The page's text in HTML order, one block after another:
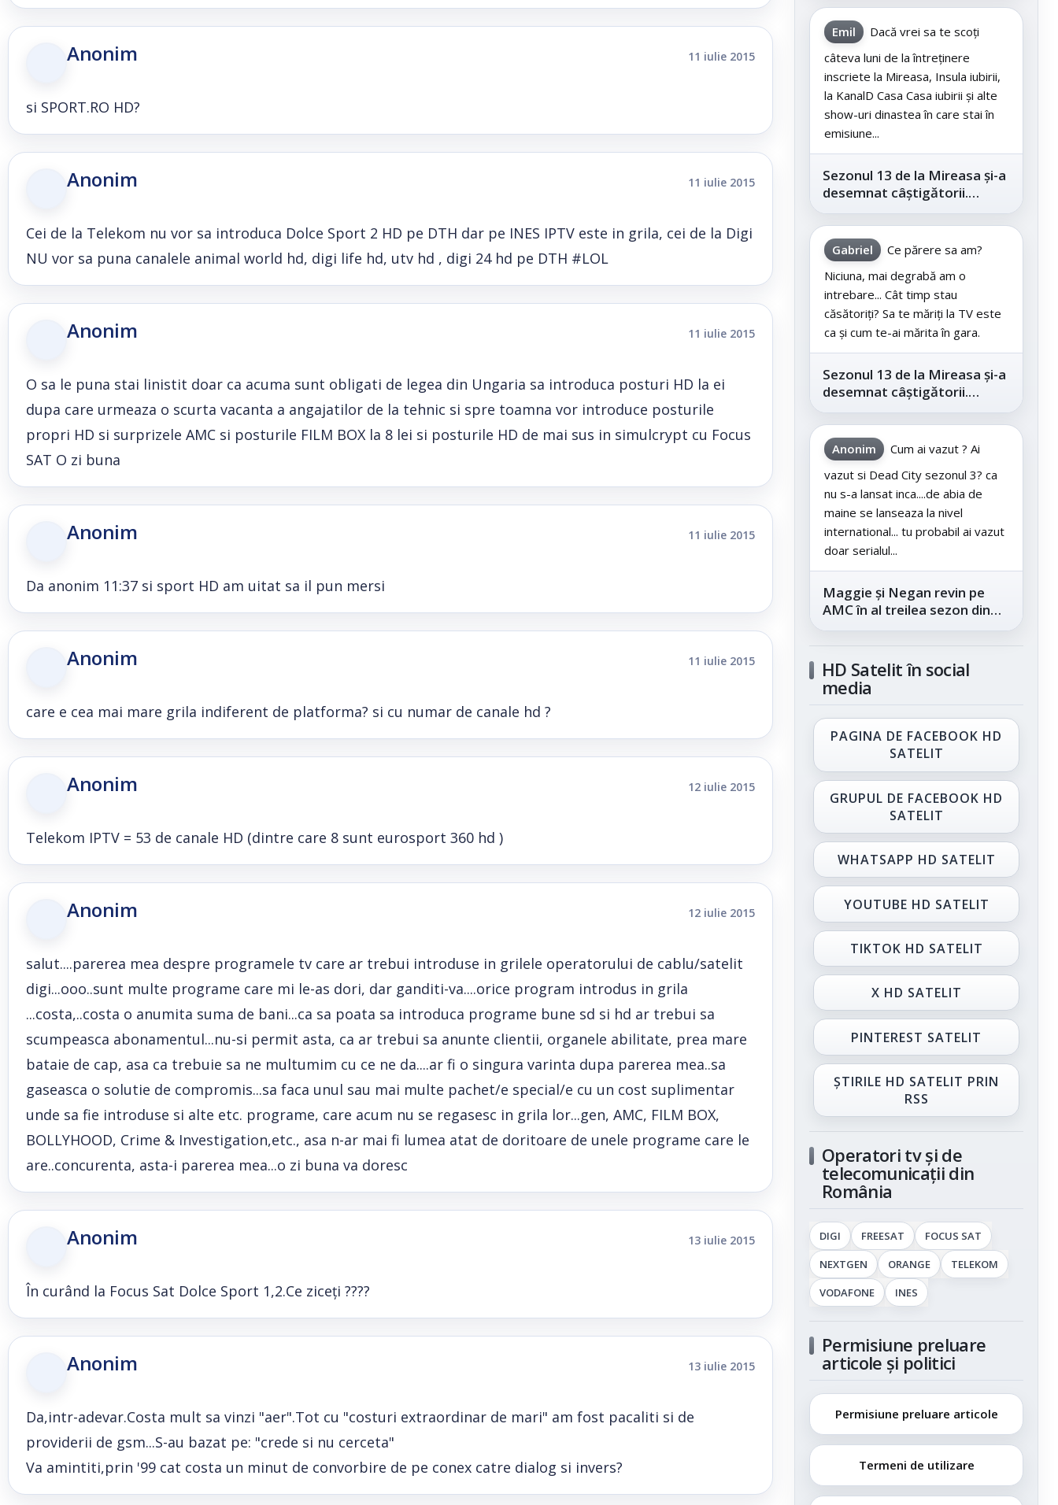
Anonim 11 iulie 2015
si SPORT.RO HD?
Anonim 11 iulie 2015
Cei de la Telekom nu vor sa introduca Dolce Sport 2 HD pe DTH dar pe INES IPTV este in grila, cei de la Digi
NU vor sa puna canalele animal world hd, digi life hd, utv hd , digi 24 hd pe DTH #LOL
Anonim 11 iulie 2015
O sa le puna stai linistit doar ca acuma sunt obligati de legea din Ungaria sa introduca posturi HD la ei
dupa care urmeaza o scurta vacanta a angajatilor de la tehnic si spre toamna vor introduce posturile
propri HD si surprizele AMC si posturile FILM BOX la 8 lei si posturile HD de mai sus in simulcrypt cu Focus
SAT O zi buna
Anonim 11 iulie 2015
Da anonim 11:37 si sport HD am uitat sa il pun mersi
Anonim 11 iulie 2015
care e cea mai mare grila indiferent de platforma? si cu numar de canale hd ?
Anonim 12 iulie 2015
Telekom IPTV = 53 de canale HD (dintre care 8 sunt eurosport 360 hd )
Anonim 12 iulie 2015
salut....parerea mea despre programele tv care ar trebui introduse in grilele operatorului de cablu/satelit
digi...ooo..sunt multe programe care mi le-as dori, dar ganditi-va....orice program introdus in grila
...costa,..costa o anumita suma de bani...ca sa poata sa introduca programe bune sd si hd ar trebui sa
scumpeasca abonamentul...nu-si permit asta, ca ar trebui sa anunte clientii, organele abilitate, prea mare
bataie de cap, asa ca trebuie sa ne multumim cu ce ne da....ar fi o singura varinta dupa parerea mea..sa
gaseasca o solutie de compromis...sa faca unul sau mai multe pachet/e special/e cu un cost suplimentar
unde sa fie introduse si alte etc. programe, care acum nu se regasesc in grila lor...gen, AMC, FILM BOX,
BOLLYHOOD, Crime & Investigation,etc., asa n-ar mai fi lumea atat de doritoare de unele programe care le
are..concurenta, asta-i parerea mea...o zi buna va doresc
Anonim 13 iulie 2015
În curând la Focus Sat Dolce Sport 1,2.Ce ziceți ????
Anonim 13 iulie 2015
Da,intr-adevar.Costa mult sa vinzi "aer".Tot cu "costuri extraordinar de mari" am fost pacaliti si de
providerii de gsm...S-au bazat pe: "crede si nu cerceta"
Va amintiti,prin '99 cat costa un minut de convorbire de pe conex catre dialog si invers?
cinematografe
Emil
Dacă vrei sa te scoți
câteva luni de la întreținere
inscriete la Mireasa, Insula iubirii,
la KanalD Casa Casa iubirii și alte
show-uri dinastea în care stai în
emisiune...
Sezonul 13 de la Mireasa și-a
desemnat câștigătorii.
Telespectatorii au decis care
este...
Gabriel
Ce părere sa am?
Niciuna, mai degrabă am o
intrebare... Cât timp stau
căsătoriți? Sa te măriți la TV este
ca și cum te-ai mărita în gara.
Sezonul 13 de la Mireasa și-a
desemnat câștigătorii.
Telespectatorii au decis care
este...
Anonim
Cum ai vazut ? Ai
vazut si Dead City sezonul 3? ca
nu s-a lansat inca....de abia de
maine se lanseaza la nivel
international... tu probabil ai vazut
doar serialul...
Maggie și Negan revin pe
AMC în al treilea sezon din
„The Walking Dead: Dead
HD Satelit în social
media
PAGINA DE FACEBOOK HD
SATELIT
GRUPUL DE FACEBOOK HD
SATELIT
WHATSAPP HD SATELIT
YOUTUBE HD SATELIT
TIKTOK HD SATELIT
X HD SATELIT
PINTEREST SATELIT
ȘTIRILE HD SATELIT PRIN
RSS
Operatori tv și de
telecomunicații din
România
DIGI FREESAT
FOCUS SAT
NEXTGEN
ORANGE
TELEKOM
VODAFONE
INES
Permisiune preluare
articole și politici
Permisiune preluare articole
Termeni de utilizare